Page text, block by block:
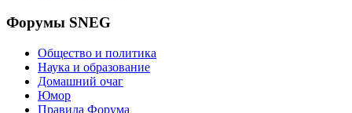
Форумы SNEG
Общество и политика
Наука и образование
Домашний очаг
Юмор
Правила Форума